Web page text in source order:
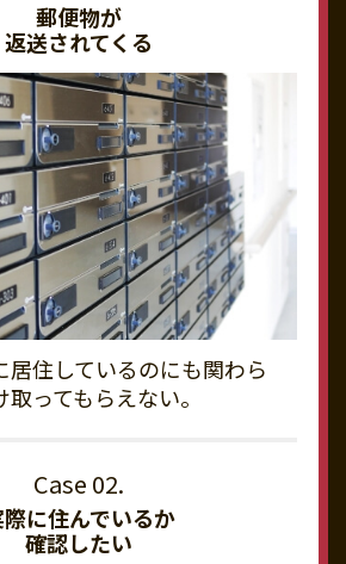
郵便物が
返送されてくる
居住しているのにも関わら
ってもらえない。
際に住んでいるか
確認したい